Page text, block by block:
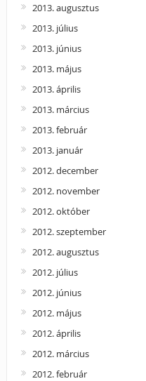
2013. augusztus
2013. július
2013. június
2013. május
2013. április
2013. március
2013. február
2013. január
2012. december
2012. november
2012. október
2012. szeptember
2012. augusztus
2012. július
2012. június
2012. május
2012. április
2012. március
2012. február